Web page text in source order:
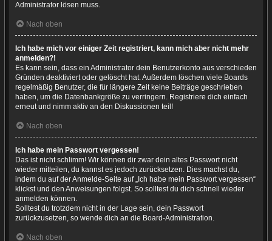
Administrator lösen muss.
Nach oben
Ich habe mich vor einiger Zeit registriert, kann mich aber nicht mehr
anmelden?!
Es kann sein, dass ein Administrator dein Benutzerkonto aus verschieden
Gründen deaktiviert oder gelöscht hat. Außerdem löschen viele Boards
regelmäßig Benutzer, die für längere Zeit keine Beiträge geschrieben
haben, um die Datenbankgröße zu verringern. Registriere dich einfach
erneut und nimm aktiv an den Diskussionen teil!
Nach oben
Ich habe mein Passwort vergessen!
Das ist nicht schlimm! Wir können dir zwar dein altes Passwort nicht
wieder mitteilen, du kannst es jedoch zurücksetzen. Dies machst du,
indem du auf der Anmelde-Seite auf „Ich habe mein Passwort vergessen“
klickst und den Anweisungen folgst. So solltest du dich schnell wieder
anmelden können.
Solltest du trotzdem nicht in der Lage sein, dein Passwort
zurückzusetzen, so wende dich an die Board-Administration.
Nach oben